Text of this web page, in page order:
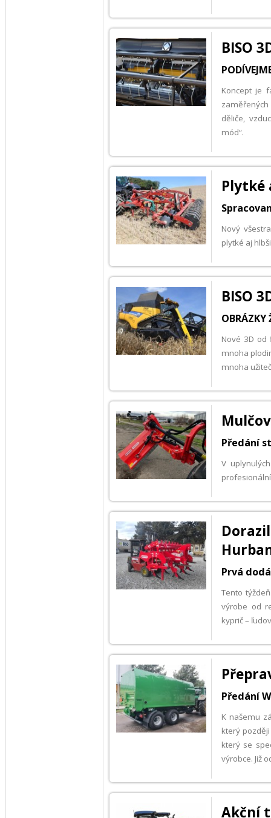
BISO
Koncept je
děliče,
mód“.
Plytké
Nový
plytké aj
BISO
OBRÁZKY
Nové 3D od
mnoha
mnoha
Předání
V
Prvá
Tento
výrobe od
kyprič –
Předání
K našemu
který
který se
výrobce. Již
Akční